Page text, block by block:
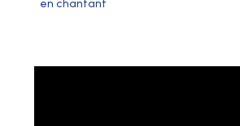
en chantant